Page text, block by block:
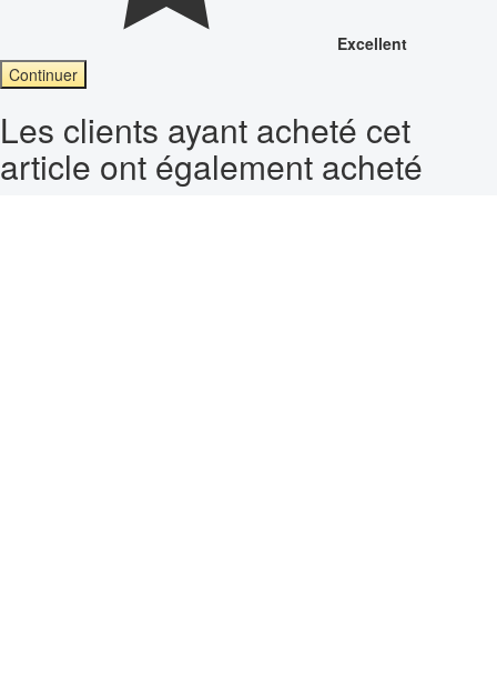
Excellent
Continuer
Les clients ayant acheté cet
article ont également acheté